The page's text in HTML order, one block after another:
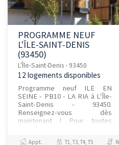
PROGRAMME NEUF
L'ÎLE-SAINT-DENIS
(93450)
L'Île-Saint-Denis - 93450
12 logements disponibles
Programme neuf ILE EN
SEINE - PB10 - LA RIA à L'Île-
Saint-Denis - 93450.
Renseignez-vous dès
maintenant ! Pour toutes
complémentaires, prenez
Appt. T1, T3, T4, T5